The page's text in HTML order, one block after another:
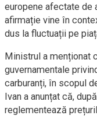
europene afectate de
afirmație vine în
dus la fluctuații pe
Ministrul a menționat
guvernamentale
carburanți, în scopul
Ivan a anunțat că,
reglementează